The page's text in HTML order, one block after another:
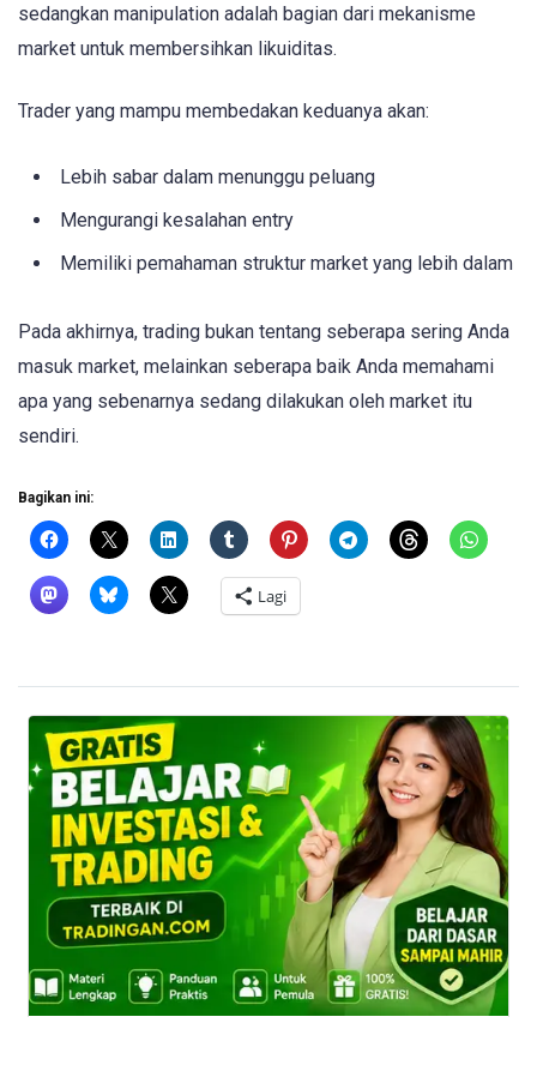
sedangkan manipulation adalah bagian dari mekanisme
market untuk membersihkan likuiditas.
Trader yang mampu membedakan keduanya akan:
Lebih sabar dalam menunggu peluang
Mengurangi kesalahan entry
Memiliki pemahaman struktur market yang lebih dalam
Pada akhirnya, trading bukan tentang seberapa sering Anda
masuk market, melainkan seberapa baik Anda memahami
apa yang sebenarnya sedang dilakukan oleh market itu
sendiri.
Bagikan ini:
Lagi